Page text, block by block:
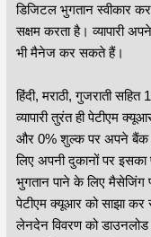
डिजिटल भुगतान स्वीकार
सक्षम करता है। व्यापारी
भी मैनेज कर सकते हैं।
हिंदी, मराठी, गुजराती
व्यापारी तुरंत ही पेटीएम
और 0% शुल्क पर अपने बैंक
लिए अपनी दुकानों पर
भुगतान पाने के लिए मैसेजिंग
पेटीएम क्यूआर को साझा कर
लेनदेन विवरण को